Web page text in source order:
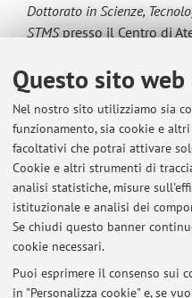
Questo sito
Nel nostro sito utilizziamo sia
funzionamento, sia cookie e
facoltativi che potrai attivare
Cookie e altri strumenti di
analisi statistiche, misure
istituzionale e analisi dei
Se chiudi questo banner
cookie necessari.
Puoi esprimere il consenso sui
in "Personalizza cookie" e, se
Dottorato in Scienze,
STMSpresso il Centro di
Dall'anno accademico
e Tecniche di Misura
Laurea Magistrale in
Ingegneria e Architettura
presso la sede di Bologna.
Dal 2020 è membro del
in Aerospace Science and
Ingegneria Industriale